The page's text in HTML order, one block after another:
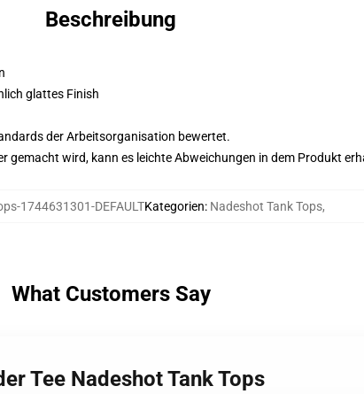
Beschreibung
glattes Finish
der Arbeitsorganisation bewertet.
gemacht wird, kann es leichte Abweichungen in dem Produkt
1744631301-DEFAULTKategorien: Nadeshot Tank Tops,
What Customers Say
Tee Nadeshot Tank Tops